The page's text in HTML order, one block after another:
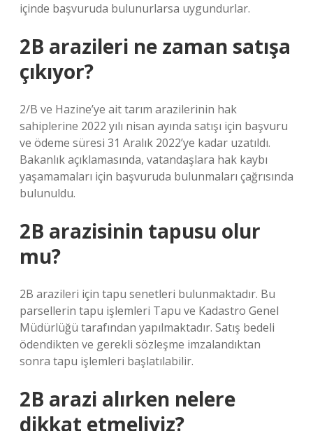
içinde başvuruda bulunurlarsa uygundurlar.
2B arazileri ne zaman satışa
çıkıyor?
2/B ve Hazine’ye ait tarım arazilerinin hak
sahiplerine 2022 yılı nisan ayında satışı için başvuru
ve ödeme süresi 31 Aralık 2022’ye kadar uzatıldı.
Bakanlık açıklamasında, vatandaşlara hak kaybı
yaşamamaları için başvuruda bulunmaları çağrısında
bulunuldu.
2B arazisinin tapusu olur
mu?
2B arazileri için tapu senetleri bulunmaktadır. Bu
parsellerin tapu işlemleri Tapu ve Kadastro Genel
Müdürlüğü tarafından yapılmaktadır. Satış bedeli
ödendikten ve gerekli sözleşme imzalandıktan
sonra tapu işlemleri başlatılabilir.
2B arazi alırken nelere
dikkat etmeliyiz?